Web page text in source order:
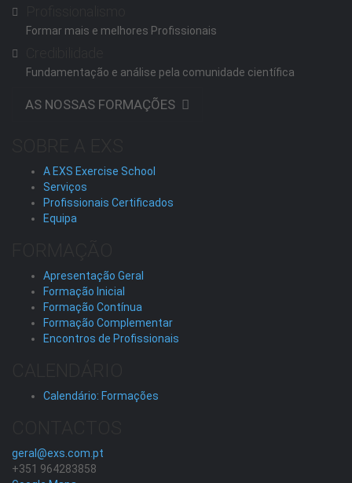
Formar mais e melhores Profissionais
Fundamentação e análise pela comunidade científica
AS NOSSAS FORMAÇÕES
A EXS Exercise School
Serviços
Profissionais Certificados
Equipa
Apresentação Geral
Formação Inicial
Formação Contínua
Formação Complementar
Encontros de Profissionais
Calendário: Formações
geral@exs.com.pt
+351 964283858